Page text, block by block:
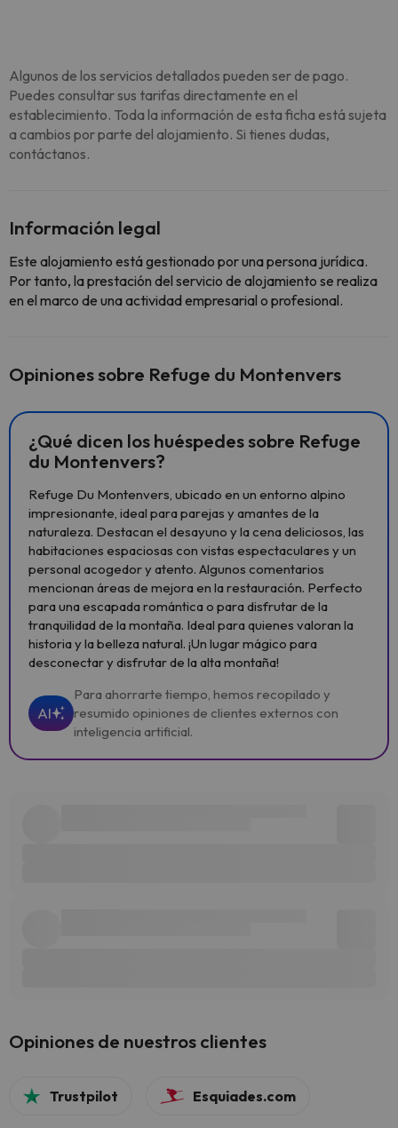
Algunos de los servicios detallados pueden ser de pago.
Puedes consultar sus tarifas directamente en el
establecimiento. Toda la información de esta ficha está sujeta
a cambios por parte del alojamiento. Si tienes dudas,
contáctanos.
Información legal
Este alojamiento está gestionado por una persona jurídica.
Por tanto, la prestación del servicio de alojamiento se realiza
en el marco de una actividad empresarial o profesional.
Opiniones sobre Refuge du Montenvers
¿Qué dicen los huéspedes sobre Refuge
du Montenvers?
Refuge Du Montenvers, ubicado en un entorno alpino
impresionante, ideal para parejas y amantes de la
naturaleza. Destacan el desayuno y la cena deliciosos, las
habitaciones espaciosas con vistas espectaculares y un
personal acogedor y atento. Algunos comentarios
mencionan áreas de mejora en la restauración. Perfecto
para una escapada romántica o para disfrutar de la
tranquilidad de la montaña. Ideal para quienes valoran la
historia y la belleza natural. ¡Un lugar mágico para
desconectar y disfrutar de la alta montaña!
AI
Para ahorrarte tiempo, hemos recopilado y
resumido opiniones de clientes externos con
inteligencia artificial.
Opiniones de nuestros clientes
Trustpilot Esquiades.com